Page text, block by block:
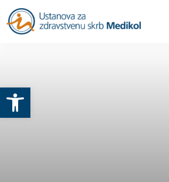
Otvori alatnu traku